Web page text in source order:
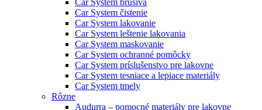
Car System brusivá
Car System čistenie
Car System lakovanie
Car System leštenie lakovania
Car System maskovanie
Car System ochranné pomôcky
Car System príslušenstvo pre lakovne
Car System tesniace a lepiace materiály
Car System tmely
Rôzne
Audurra – pomocné materiály pre lakovne